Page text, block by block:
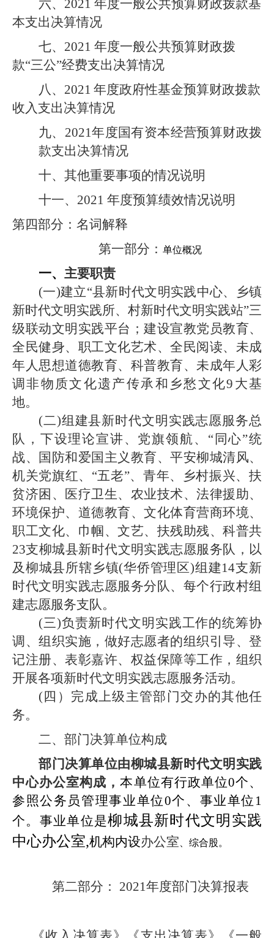
六、 2021 年度一般公共预算财政拨款基
本支出决算情况
七、 2021 年度一般公共预算财政拨
款“三公”经费支出决算情况
八、 2021 年度政府性基金预算财政拨款
收入支出决算情况
九、2021年度国有资本经营预算财政拨
款支出决算情况
十、其他重要事项的情况说明
十一、2021 年度预算绩效情况说明
第四部分：名词解释
第一部分： 单位概况
一、 主要职责
(一)建立“县新时代文明实践中心、乡镇
新时代文明实践所、村新时代文明实践站”三
级联动文明实践平台；建设宣教党员教育、
全民健身、职工文化艺术、全民阅读、未成
年人思想道德教育、科普教育、未成年人彩
调非物质文化遗产传承和乡愁文化9大基
地。
(二)组建县新时代文明实践志愿服务总
队，下设理论宣讲、党旗领航、“同心”统
战、国防和爱国主义教育、平安柳城清风、
机关党旗红、“五老”、青年、乡村振兴、扶
贫济困、医疗卫生、农业技术、法律援助、
环境保护、道德教育、文化体育营商环境、
职工文化、巾帼、文艺、扶残助残、科普共
23支柳城县新时代文明实践志愿服务队，以
及柳城县所辖乡镇(华侨管理区)组建14支新
时代文明实践志愿服务分队、每个行政村组
建志愿服务支队。
(三)负责新时代文明实践工作的统筹协
调、组织实施，做好志愿者的组织引导、登
记注册、表彰嘉许、权益保障等工作，组织
开展各项新时代文明实践志愿服务活动。
(四）完成上级主管部门交办的其他任
务。
二、部门决算单位构成
部门决算单位由柳城县新时代文明实践
中心办公室构成，本单位有行政单位0个、
参照公务员管理事业单位0个、事业单位1
个。事业单位是柳城县新时代文明实践
中心办公室,机构内设办公室 、综合股。
第二部分： 2021年度部门决算报表